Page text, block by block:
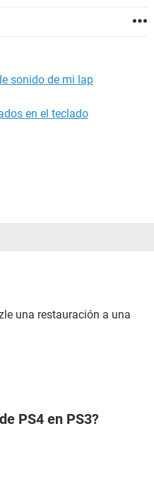
sonido de mi lap
en el teclado
una restauración a una
PS4 en PS3?